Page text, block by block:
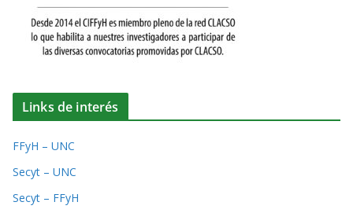
Links de interés
FFyH – UNC
Secyt – UNC
Secyt – FFyH